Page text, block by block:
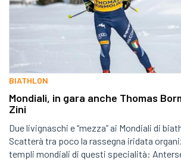
BIATHLON
Mondiali, in gara anche Thomas
Zini
Due livignaschi e “mezza” ai Mondiali di
Scatterà tra poco la rassegna iridata
templi mondiali di questi specialità: